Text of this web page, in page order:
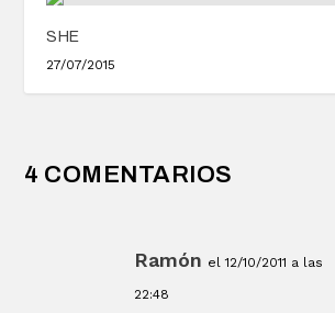
SHE
27/07/2015
4 COMENTARIOS
Ramón el 12/10/2011 a las
22:48